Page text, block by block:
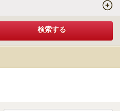
お役立ち情報をお届け